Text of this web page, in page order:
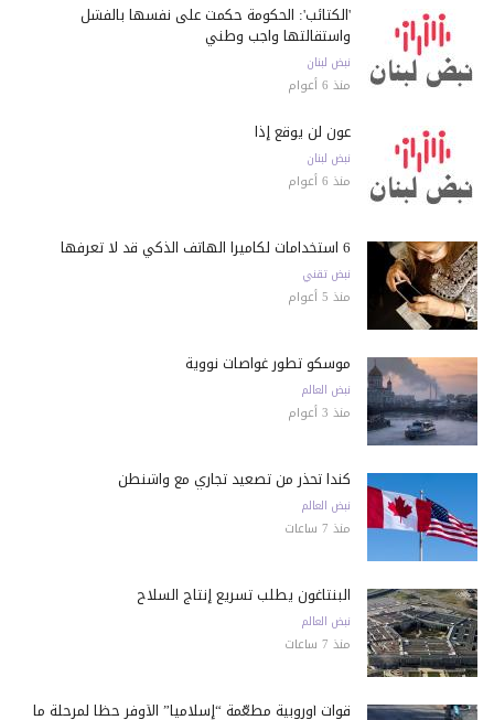
'الكتائب': الحكومة حكمت على نفسها بالفشل
واستقالتها واجب وطني
نبض لبنان
منذ 6 أعوام
عون لن يوقع إذا
نبض لبنان
منذ 6 أعوام
6 استخدامات لكاميرا الهاتف الذكي قد لا تعرفها
نبض تقني
منذ 5 أعوام
موسكو تطور غواصات نووية
نبض العالم
منذ 3 أعوام
كندا تحذّر من تصعيد تجاري مع واشنطن
نبض العالم
منذ 7 ساعات
البنتاغون يطلب تسريع إنتاج السلاح
نبض العالم
منذ 7 ساعات
قوات أوروبية مطعّمة “إسلامياً” الأوفر حظاً لمرحلة ما